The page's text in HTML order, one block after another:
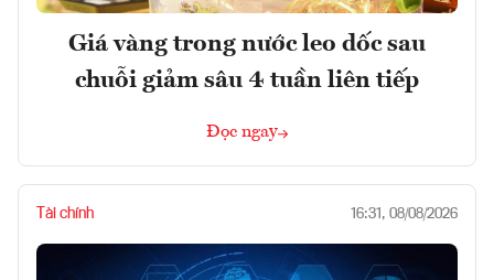
Giá vàng trong nước leo dốc sau
chuỗi giảm sâu 4 tuần liên tiếp
Đọc ngay
Tài chính 16:31, 08/08/2026